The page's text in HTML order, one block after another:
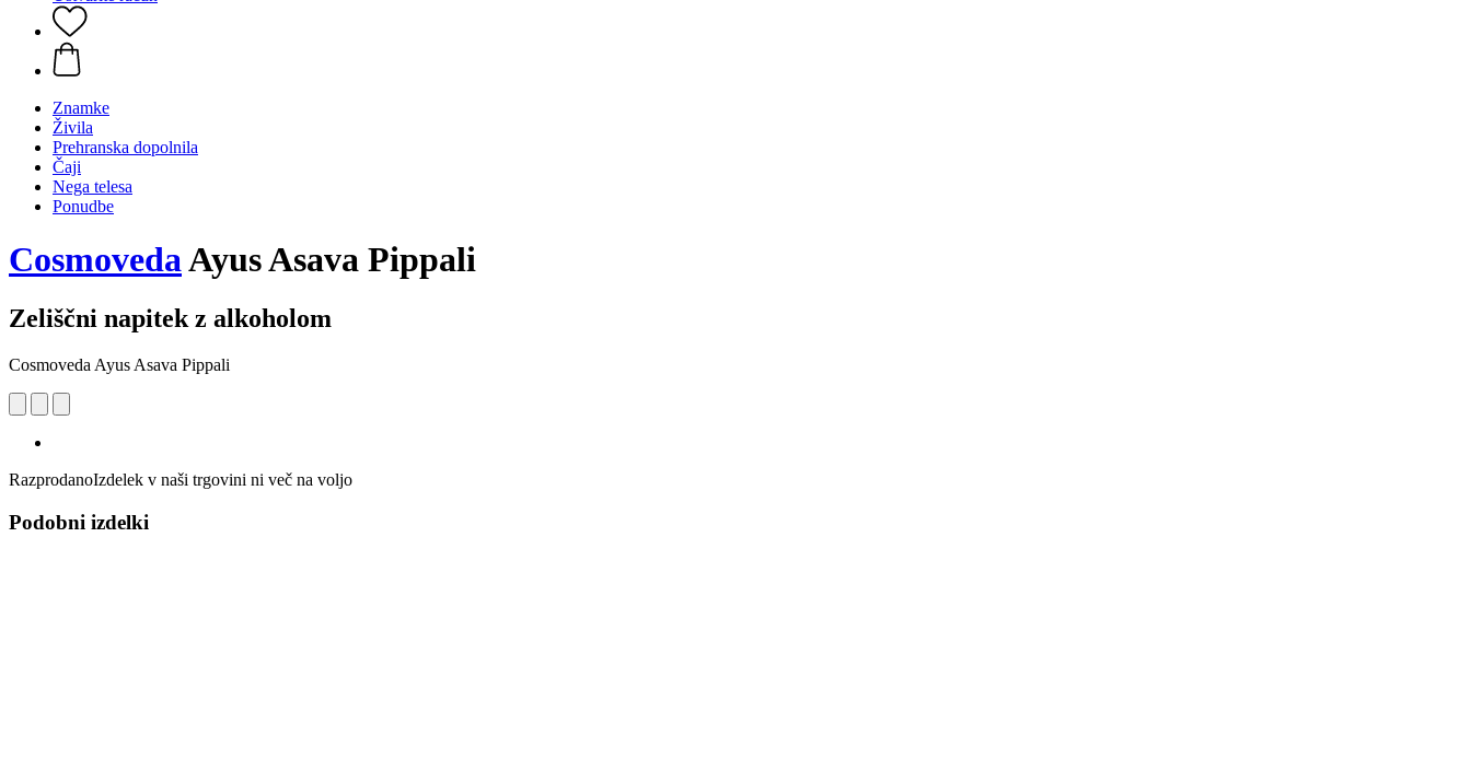
Znamke
Živila
Prehranska dopolnila
Čaji
Nega telesa
Ponudbe
CosmovedaAyus Asava Pippali
Zeliščni napitek z alkoholom
Cosmoveda Ayus Asava Pippali
RazprodanoIzdelek v naši trgovini ni več na voljo
Podobni izdelki